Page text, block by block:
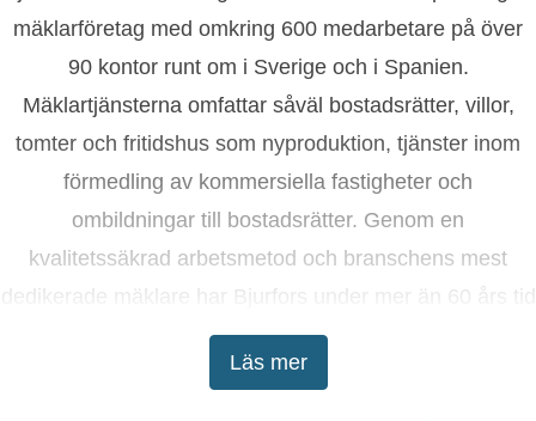
Läs mer
mäklarföretag med omkring 600 medarbetare på över
90 kontor runt om i Sverige och i Spanien.
Mäklartjänsterna omfattar såväl bostadsrätter, villor,
tomter och fritidshus som nyproduktion, tjänster inom
förmedling av kommersiella fastigheter och
ombildningar till bostadsrätter. Genom en
kvalitetssäkrad arbetsmetod och branschens mest
dedikerade mäklare har Bjurfors under mer än 60 års tid
tagit kunderna till lyckade bostadsaffärer.